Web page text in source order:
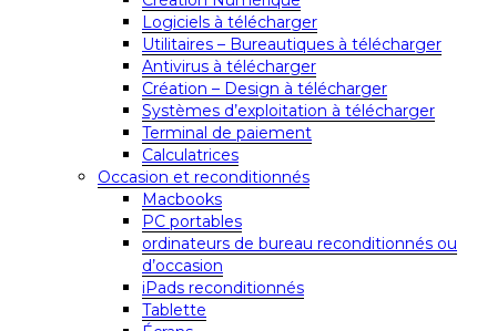
Logiciels à télécharger
Utilitaires – Bureautiques à télécharger
Antivirus à télécharger
Création – Design à télécharger
Systèmes d’exploitation à télécharger
Terminal de paiement
Calculatrices
Occasion et reconditionnés
Macbooks
PC portables
ordinateurs de bureau reconditionnés ou
d’occasion
iPads reconditionnés
Tablette